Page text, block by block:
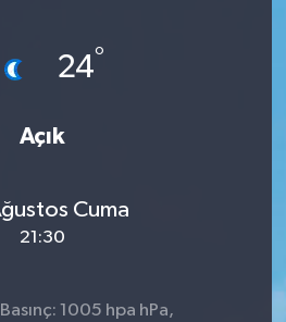
24°
Açık
Cuma
21:30
1005 hpa hPa,